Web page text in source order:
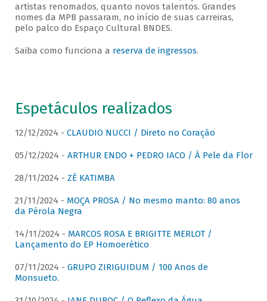
artistas renomados, quanto novos talentos. Grandes
nomes da MPB passaram, no início de suas carreiras,
pelo palco do Espaço Cultural BNDES.
Saiba como funciona a reserva de ingressos.
Espetáculos realizados
12/12/2024 - CLAUDIO NUCCI / Direto no Coração
05/12/2024 - ARTHUR ENDO + PEDRO IACO / À Pele da Flor
28/11/2024 - ZÉ KATIMBA
21/11/2024 - MOÇA PROSA / No mesmo manto: 80 anos
da Pérola Negra
14/11/2024 - MARCOS ROSA E BRIGITTE MERLOT /
Lançamento do EP Homoerético
07/11/2024 - GRUPO ZIRIGUIDUM / 100 Anos de
Monsueto.